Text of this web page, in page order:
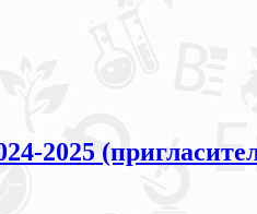
2025